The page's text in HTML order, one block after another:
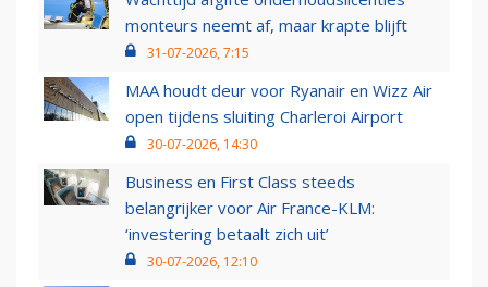
monteurs neemt af, maar krapte blijft
31-07-2026, 7:15
MAA houdt deur voor Ryanair en Wizz Air
open tijdens sluiting Charleroi Airport
30-07-2026, 14:30
Business en First Class steeds
belangrijker voor Air France-KLM:
‘investering betaalt zich uit’
30-07-2026, 12:10